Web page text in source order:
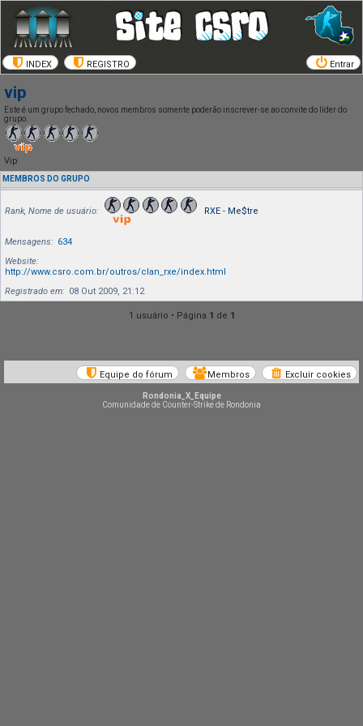
INDEX REGISTRO Entrar
vip
Este é um grupo fechado, novos membros somente poderão inscrever-se ao convite do líder do
grupo.
Vip
MEMBROS DO GRUPO
Rank, Nome de usuário RXE - Me$tre
Mensagens
634
Website
http://www.csro.com.br/outros/clan_rxe/index.html
Registrado em
08 Out 2009, 21:12
1 usuário • Página 1 de 1
Excluir cookies
Membros
Equipe do fórum
Rondonia_X_Equipe
Comunidade de Counter-Strike de Rondonia